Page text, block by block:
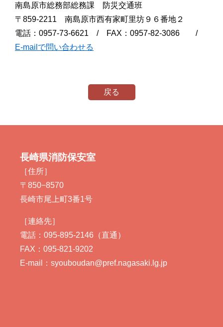
南島原市総務部総務課 防災交通班
〒859-2211 南島原市西有家町里坊９６番地２
電話：0957-73-6621 / FAX：0957-82-3086 /
E-mailで問い合わせる
戻る
長崎県消防保安室
［住所］
〒850−8570
長崎市尾上町3番1号
［連絡先］
電話：095-895-2146（直通）
FAX：095-821-9202
E-mail：syouboudan@pref.nagasaki.lg.jp